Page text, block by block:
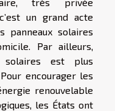
un grand acte
panneaux solaires
Par ailleurs,
solaires est plus
encourager les
renouvelable
les États ont